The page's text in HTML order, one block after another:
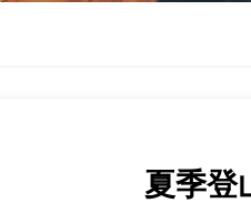
夏季登